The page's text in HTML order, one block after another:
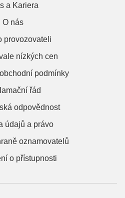
a Kariera
O nás
provozovateli
nízkých cen
podmínky
řád
odpovědnost
údajů a právo
oznamovatelů
o přístupnosti